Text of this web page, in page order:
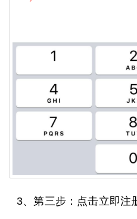
3、第三步：点击立即注